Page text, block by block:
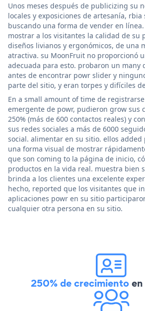
Unos meses después de publicizing su
locales y exposiciones de artesanía, rbia
buscando una forma de vender en
mostrar a los visitantes la calidad de su
diseños livianos y ergonómicos, de una
atractiva. su MoonFruit no proporcionó
adecuada para esto. probaron un many
antes de encontrar powr slider y
parte del sitio, y eran torpes y difíciles
En a small amount of time de
emergente de powr, pudieron grow sus
250% (más de 600 contactos reales) y
sus redes sociales a más de 6000
social. alimentar en su sitio. ellos
una forma visual de mostrar
que son coming to la página de inicio,
productos en la vida real. muestra bien
brinda a los clientes una excelente
hecho, reported que los visitantes que
aplicaciones powr en su sitio
cualquier otra persona en su sitio.
250% de crecimientoen